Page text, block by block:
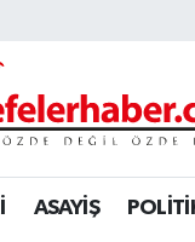
ASAYİŞ
Vakitleri